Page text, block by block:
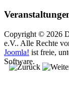
Copyright © 2026
e.V.. Alle Rechte
Joomla! ist freie,
Software.